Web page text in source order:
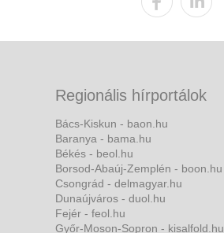
Regionális hírportálok
Bács-Kiskun - baon.hu
Baranya - bama.hu
Békés - beol.hu
Borsod-Abaúj-Zemplén - boon.hu
Csongrád - delmagyar.hu
Dunaújváros - duol.hu
Fejér - feol.hu
Győr-Moson-Sopron - kisalfold.hu